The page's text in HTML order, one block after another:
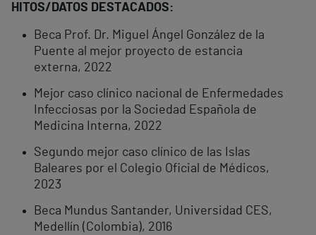
HITOS/DATOS DESTACADOS:
Beca Prof. Dr. Miguel Ángel González de la
Puente al mejor proyecto de estancia
externa, 2022
Mejor caso clínico nacional de Enfermedades
Infecciosas por la Sociedad Española de
Medicina Interna, 2022
Segundo mejor caso clínico de las Islas
Baleares por el Colegio Oficial de Médicos,
2023
Beca Mundus Santander, Universidad CES,
Medellín (Colombia), 2016